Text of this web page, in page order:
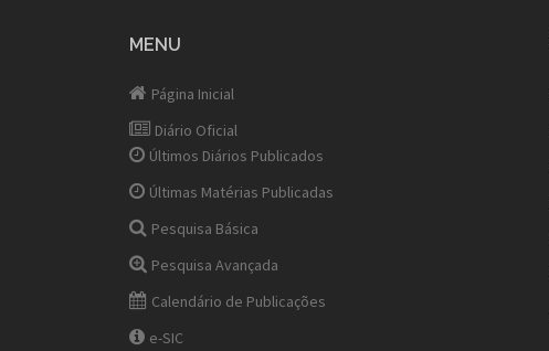
MENU
Página Inicial
Diário Oficial
Últimos Diários Publicados
Últimas Matérias Publicadas
Pesquisa Básica
Pesquisa Avançada
Calendário de Publicações
e-SIC